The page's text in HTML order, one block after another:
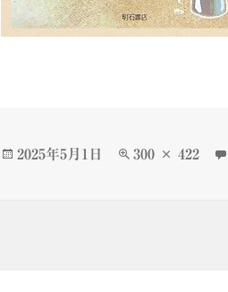
投
2025年5月1日
フ
300 × 422